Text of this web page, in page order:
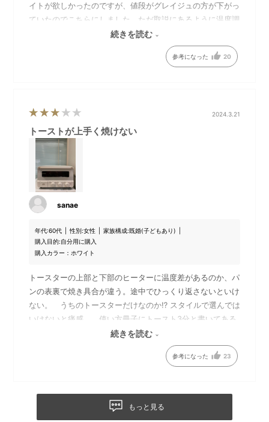
ざいません。
旧仕様
新仕様
ベイキングトレイの形状を変
イトが欲しかったのですが、値段がグレイジュの方が下がっ
ていたのでこちらにしました。ただ取説にあるように温度調
節して焼いてみましたが、トーストの淵周りが焦げてしまい
ます。タイマーのツマミが非常に固く回しにくい。とりあえ
ず色々試しながら使っています。網が取り外しできるので手
続きを読む
参考になった 20
2024.3.21
トーストが上手く焼けない
sanae
年代:60代 性別:女性 家族構成:既婚(子どもあり)
購入目的:自分用に購入
購入カラー：ホワイト
トースターの上部と下部のヒーターに温度差があるのか、パ
ンの表裏で焼き具合が違う。途中でひっくり返さないといけ
ない。 うちのトースターだけなのか⁉️ スタイルで選んでは
いけないと痛感。 使い方冊子にトースト3分と書いてある
けど、3分も焼いたらパンの表は真っ黒になります。
今までもっとお安いトースターを購入していましたが、もっ
続きを読む
参考になった 23
もっと見る